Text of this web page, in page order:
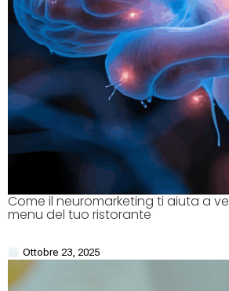
Come il neuromarketing ti aiuta a
menu del tuo ristorante
Ottobre 23, 2025